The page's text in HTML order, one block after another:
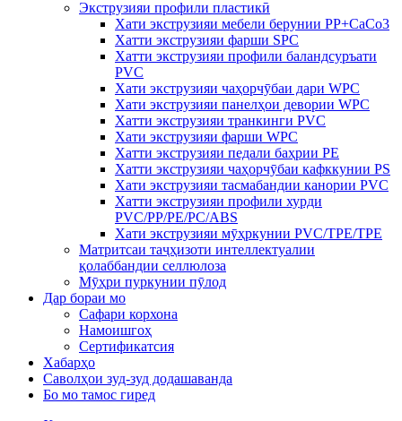
Экструзияи профили пластикӣ
Хати экструзияи мебели берунии PP+CaCo3
Хатти экструзияи фарши SPC
Хатти экструзияи профили баландсуръати
PVC
Хати экструзияи чаҳорчӯбаи дари WPC
Хати экструзияи панелҳои девории WPC
Хатти экструзияи транкинги PVC
Хати экструзияи фарши WPC
Хатти экструзияи педали баҳрии PE
Хатти экструзияи чаҳорчӯбаи кафккунии PS
Хати экструзияи тасмабандии канории PVC
Хатти экструзияи профили хурди
PVC/PP/PE/PC/ABS
Хати экструзияи мӯҳркунии PVC/TPE/TPE
Матритсаи таҷҳизоти интеллектуалии
қолаббандии селлюлоза
Мӯҳри пуркунии пӯлод
Дар бораи мо
Сафари корхона
Намоишгоҳ
Сертификатсия
Хабарҳо
Саволҳои зуд-зуд додашаванда
Бо мо тамос гиред